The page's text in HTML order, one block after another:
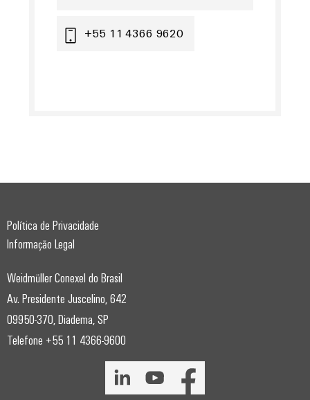
+55 11 4366 9620
Política de Privacidade
Informação Legal
Weidmüller Conexel do Brasil
Av. Presidente Juscelino, 642
09950-370, Diadema, SP
Telefone +55 11 4366-9600